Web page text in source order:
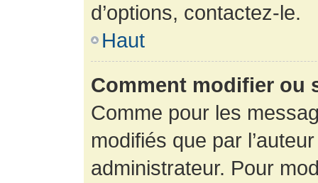
d’options, contactez-le.
Haut
Comment modifier ou
Comme pour les
modifiés que par
administrateur. Pour